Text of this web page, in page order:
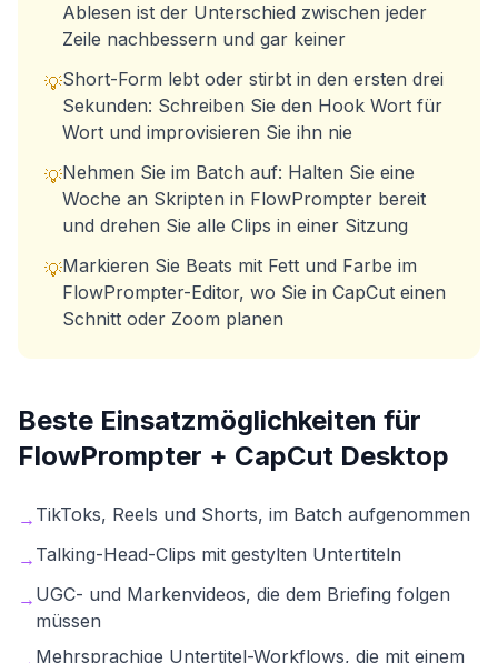
Ablesen ist der Unterschied zwischen jeder
Zeile nachbessern und gar keiner
💡Short-Form lebt oder stirbt in den ersten drei
Sekunden: Schreiben Sie den Hook Wort für
Wort und improvisieren Sie ihn nie
💡Nehmen Sie im Batch auf: Halten Sie eine
Woche an Skripten in FlowPrompter bereit
und drehen Sie alle Clips in einer Sitzung
💡Markieren Sie Beats mit Fett und Farbe im
FlowPrompter-Editor, wo Sie in CapCut einen
Schnitt oder Zoom planen
Beste Einsatzmöglichkeiten für
FlowPrompter + CapCut Desktop
→ TikToks, Reels und Shorts, im Batch aufgenommen
→ Talking-Head-Clips mit gestylten Untertiteln
→ UGC- und Markenvideos, die dem Briefing folgen
müssen
Mehrsprachige Untertitel-Workflows, die mit einem